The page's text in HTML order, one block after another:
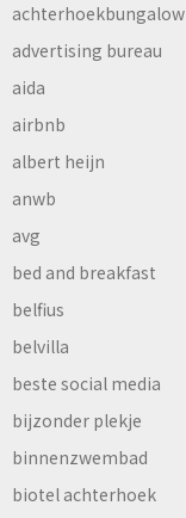
achterhoekbungalow
advertising bureau
aida
airbnb
albert heijn
anwb
avg
bed and breakfast
belfius
belvilla
beste social media
bijzonder plekje
binnenzwembad
biotel achterhoek